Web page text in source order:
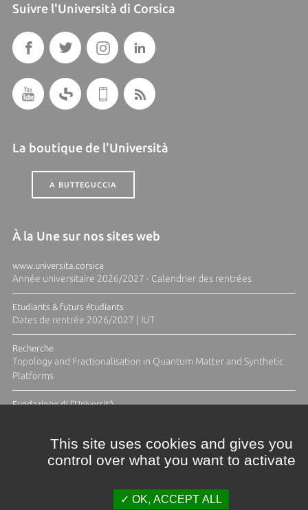
Suivre l'Università di Corsica
La boutique de l'Università
A BUTTEGUCCIA
À la Une sur nos sites web
www.universita.corsica
Année universitaire 2026/2027 - Calendrier des rentrées
Etudiants & futurs étudiants
Dates de rentrée 2026/2027 | IUT
Recherche
Topology and Fractionalisation in Quantum Matter and Synthetic
Platforms
Fundazione di l'Università
This site uses cookies and gives you
control over what you want to activate
OK, ACCEPT ALL